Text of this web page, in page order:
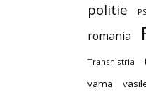
politie
romania
Transnistria
vama